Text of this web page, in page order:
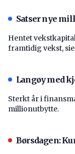
Satser nye
Hentet
framtidig vekst,
Langøy med
Sterkt år i
millionutbytte.
Børsdagen: